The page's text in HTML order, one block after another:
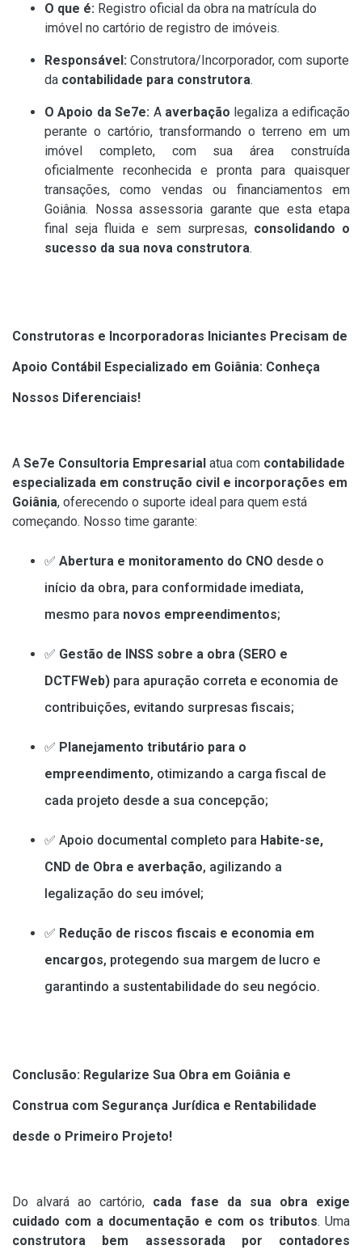
O que é: Registro oficial da obra na matrícula do
imóvel no cartório de registro de imóveis.
Responsável: Construtora/Incorporador, com suporte
da contabilidade para construtora.
O Apoio da Se7e: A averbação legaliza a edificação
perante o cartório, transformando o terreno em um
imóvel completo, com sua área construída
oficialmente reconhecida e pronta para quaisquer
transações, como vendas ou financiamentos em
Goiânia. Nossa assessoria garante que esta etapa
final seja fluida e sem surpresas, consolidando o
sucesso da sua nova construtora.
Construtoras e Incorporadoras Iniciantes Precisam de
Apoio Contábil Especializado em Goiânia: Conheça
Nossos Diferenciais!
A Se7e Consultoria Empresarial atua com contabilidade
especializada em construção civil e incorporações em
Goiânia, oferecendo o suporte ideal para quem está
começando. Nosso time garante:
✅ Abertura e monitoramento do CNO desde o
início da obra, para conformidade imediata,
mesmo para novos empreendimentos;
✅ Gestão de INSS sobre a obra (SERO e
DCTFWeb) para apuração correta e economia de
contribuições, evitando surpresas fiscais;
✅ Planejamento tributário para o
empreendimento, otimizando a carga fiscal de
cada projeto desde a sua concepção;
✅ Apoio documental completo para Habite-se,
CND de Obra e averbação, agilizando a
legalização do seu imóvel;
✅ Redução de riscos fiscais e economia em
encargos, protegendo sua margem de lucro e
garantindo a sustentabilidade do seu negócio.
Conclusão: Regularize Sua Obra em Goiânia e
Construa com Segurança Jurídica e Rentabilidade
desde o Primeiro Projeto!
Do alvará ao cartório, cada fase da sua obra exige
cuidado com a documentação e com os tributos. Uma
construtora bem assessorada por contadores